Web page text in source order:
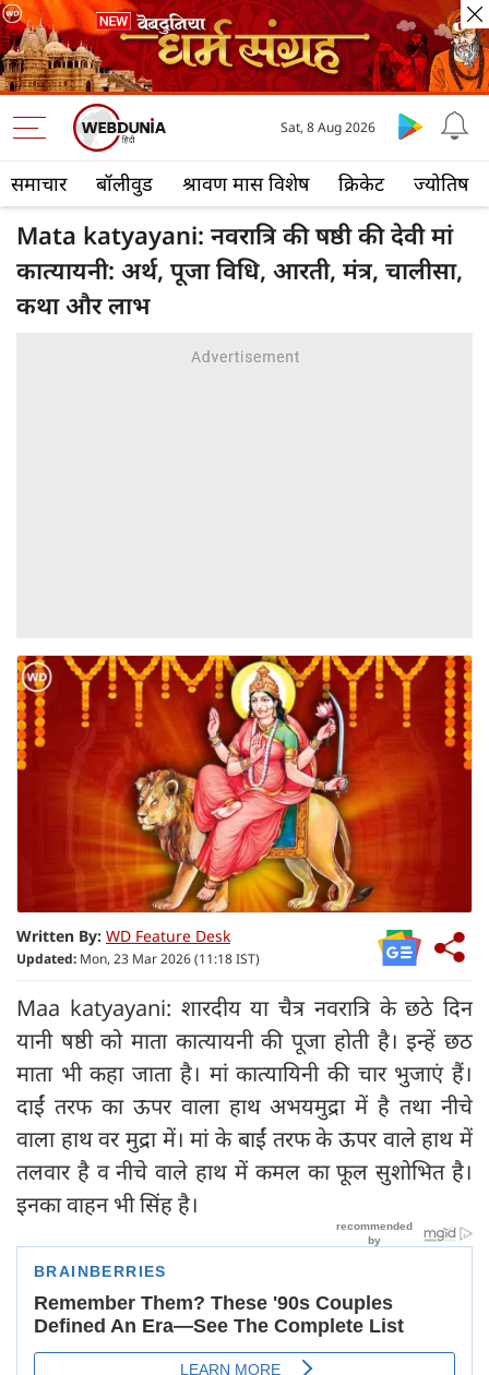
समाचार बॉलीवुड श्रावण मास विशेष क्रिकेट ज्योतिष
Sat, 8 Aug 2026
Mata katyayani: नवरात्रि की षष्ठी की देवी मां
कात्यायनी: अर्थ, पूजा विधि, आरती, मंत्र, चालीसा,
कथा और लाभ
Written By: WD Feature Desk
Updated: Mon, 23 Mar 2026 (11:18 IST)
Maa katyayani: शारदीय या चैत्र नवरात्रि के छठे दिन
यानी षष्ठी को माता कात्यायनी की पूजा होती है। इन्हें छठ
माता भी कहा जाता है। मां कात्यायिनी की चार भुजाएं हैं।
दाईं तरफ का ऊपर वाला हाथ अभयमुद्रा में है तथा नीचे
वाला हाथ वर मुद्रा में। मां के बाईं तरफ के ऊपर वाले हाथ में
तलवार है व नीचे वाले हाथ में कमल का फूल सुशोभित है।
इनका वाहन भी सिंह है।